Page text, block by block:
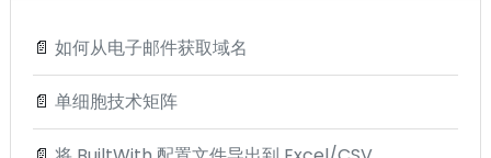
📄 如何从电子邮件获取域名
📄 单细胞技术矩阵